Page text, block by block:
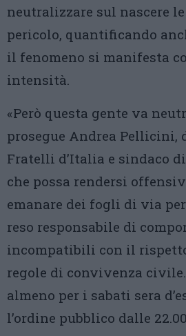
neutralizzare sul nascere
pericolo, quantificando
il fenomeno si manifesta
intensità.
«Però questa gente va
prosegue Andrea Pellicini,
Fratelli d’Italia e sindaco
che possa rendersi
emanare dei fogli di via
reso responsabile di
incompatibili con il
regole di convivenza
almeno per i sabati sera
l’ordine pubblico dalle